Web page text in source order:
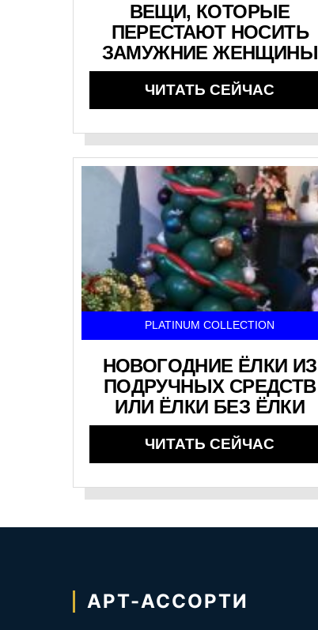
ВЕЩИ, КОТОРЫЕ
ПЕРЕСТАЮТ НОСИТЬ
ЗАМУЖНИЕ ЖЕНЩИНЫ
ЧИТАТЬ СЕЙЧАС
PLATINUM COLLECTION
НОВОГОДНИЕ ЁЛКИ ИЗ
ПОДРУЧНЫХ СРЕДСТВ
ИЛИ ЁЛКИ БЕЗ ЁЛКИ
ЧИТАТЬ СЕЙЧАС
АРТ-АССОРТИ